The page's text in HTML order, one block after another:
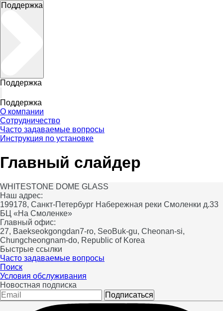
Поддержка
Поддержка
Поддержка
О компании
Сотрудничество
Часто задаваемые вопросы
Инструкция по установке
Главный слайдер
WHITESTONE DOME GLASS
Наш адрес:
199178, Санкт-Петербург Набережная реки Смоленки д.33
БЦ «На Смоленке»
Главный офис:
27, Baekseokgongdan7-ro, SeoBuk-gu, Cheonan-si,
Chungcheongnam-do, Republic of Korea
Быстрые ссылки
Часто задаваемые вопросы
Поиск
Условия обслуживания
Новостная подписка
Подписаться